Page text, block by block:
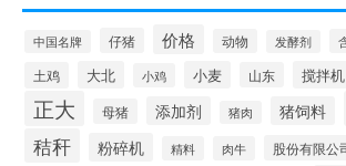
中国名牌 仔猪 价格 动物 发酵剂
土鸡 大北 小鸡 小麦 山东 搅拌机
正大 母猪 添加剂 猪肉 猪饲料
秸秆 粉碎机 精料 肉牛 股份有限公